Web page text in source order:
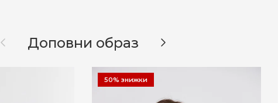
НазадДоповни образ Далі
50% знижки